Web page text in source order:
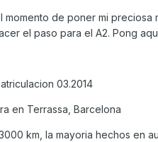
momento de poner mi
el paso para el A2. Pong
03.2014
en Terrassa, Barcelona
km, la mayoria hechos en